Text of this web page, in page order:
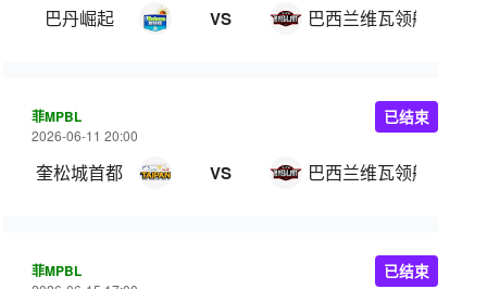
巴丹崛起 VS 巴西兰维瓦领航
菲MPBL
2026-06-11 20:00
奎松城首都 VS 巴西兰维瓦领航
已结束
菲MPBL 已结束